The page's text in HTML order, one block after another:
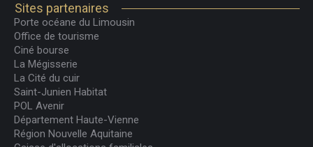
Sites partenaires
Porte océane du Limousin
Office de tourisme
Ciné bourse
La Mégisserie
La Cité du cuir
Saint-Junien Habitat
POL Avenir
Département Haute-Vienne
Région Nouvelle Aquitaine